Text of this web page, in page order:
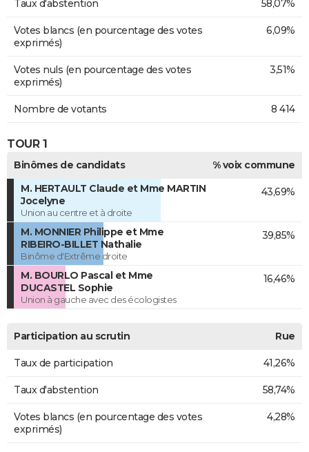
Taux d'abstention 58,07%
Votes blancs (en pourcentage des votes
exprimés)
6,09%
Votes nuls (en pourcentage des votes
exprimés)
3,51%
Nombre de votants 8 414
TOUR 1
Binômes de candidats
% voix commune
M. HERTAULT Claude et Mme MARTIN
Jocelyne
Union au centre et à droite
43,69%
M. MONNIER Philippe et Mme
RIBEIRO-BILLET Nathalie
Binôme d'Extrême droite
39,85%
M. BOURLO Pascal et Mme
DUCASTEL Sophie
Union à gauche avec des écologistes
16,46%
Participation au scrutin Rue
Taux de participation 41,26%
Taux d'abstention 58,74%
Votes blancs (en pourcentage des votes
exprimés)
4,28%